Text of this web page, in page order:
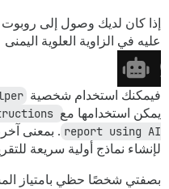
عليه في الزاوية العلوية اليمنى
فيمكنك استخدام شخصية
يمكن استخدامها مع
report using AI . بمعنى
لإنشاء نماذج أولية سريعة
بصفتي شخصًا حظي بامتياز